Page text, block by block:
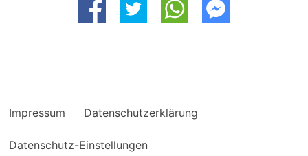
Impressum Datenschutzerklärung
Datenschutz-Einstellungen